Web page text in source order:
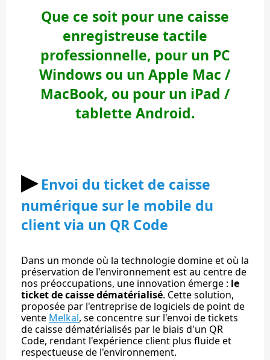
Que ce soit pour une caisse
enregistreuse tactile
professionnelle, pour un PC
Windows ou un Apple Mac /
MacBook, ou pour un iPad /
tablette Android.
▶︎ Envoi du ticket de caisse
numérique sur le mobile du
client via un QR Code
Dans un monde où la technologie domine et où la
préservation de l'environnement est au centre de
nos préoccupations, une innovation émerge : le
ticket de caisse dématérialisé. Cette solution,
proposée par l'entreprise de logiciels de point de
vente Melkal, se concentre sur l'envoi de tickets
de caisse dématérialisés par le biais d'un QR
Code, rendant l'expérience client plus fluide et
respectueuse de l'environnement.